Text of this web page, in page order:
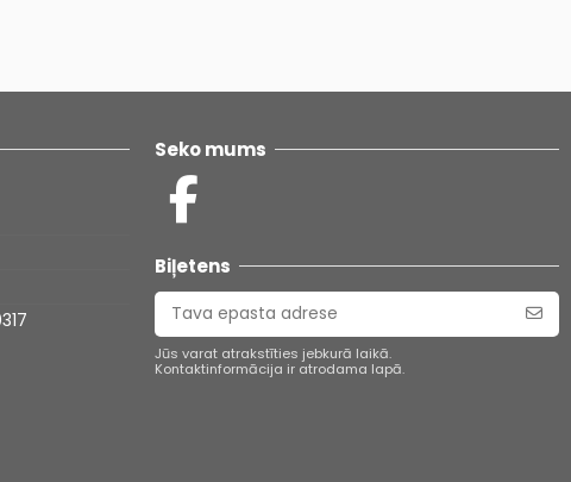
Seko mums
Biļetens
Jūs varat atrakstīties jebkurā laikā.
Kontaktinformācija ir atrodama lapā.